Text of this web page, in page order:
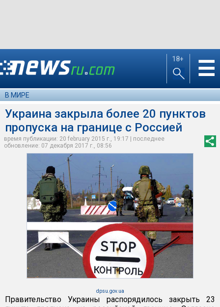
18+ ☰
В МИРЕ
Украина закрыла более 20 пунктов
пропуска на границе с Россией
время публикации: 20 february 2015 г., 19:17 | последнее
обновление: 07 декабря 2017 г., 08:56
dpsu.gov.ua
Правительство Украины распорядилось закрыть 23